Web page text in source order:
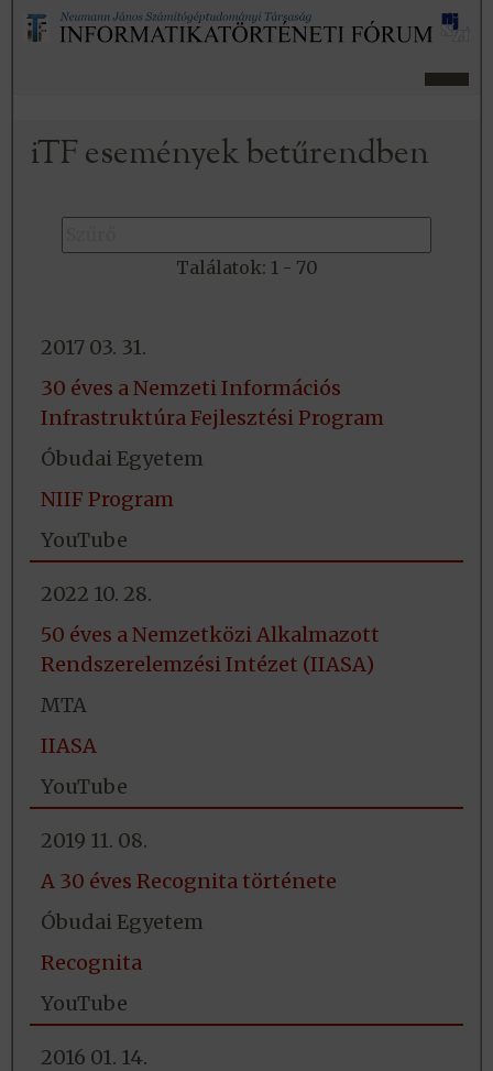
iTF események betűrendben
Találatok: 1 - 70
2017 03. 31.
30 éves a Nemzeti Információs
Infrastruktúra Fejlesztési Program
Óbudai Egyetem
NIIF Program
YouTube
2022 10. 28.
50 éves a Nemzetközi Alkalmazott
Rendszerelemzési Intézet (IIASA)
MTA
IIASA
YouTube
2019 11. 08.
A 30 éves Recognita története
Óbudai Egyetem
Recognita
YouTube
2016 01. 14.